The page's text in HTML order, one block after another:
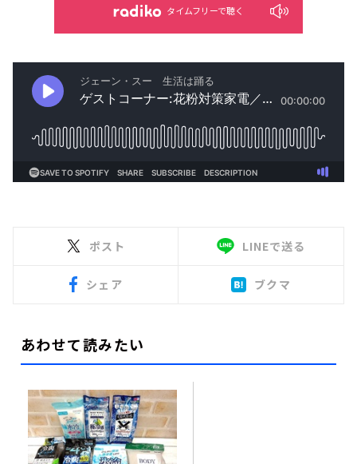
タイムフリーで聴く
ポスト LINEで送る
シェア ブクマ
あわせて読みたい